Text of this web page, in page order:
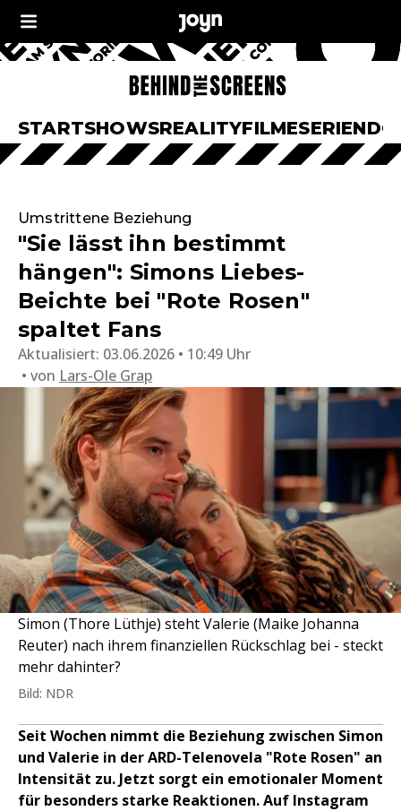
STARTSHOWSREALITYFILMESERIEN
Umstrittene Beziehung
"Sie lässt ihn bestimmt
hängen": Simons Liebes-
Beichte bei "Rote Rosen"
spaltet Fans
Aktualisiert: 03.06.2026 • 10:49 Uhr
von Lars-Ole Grap
Simon (Thore Lüthje) steht Valerie (Maike Johanna
Reuter) nach ihrem finanziellen Rückschlag bei - steckt
mehr dahinter?
Bild: NDR
Seit Wochen nimmt die Beziehung zwischen Simon
und Valerie in der ARD-Telenovela "Rote Rosen" an
Intensität zu. Jetzt sorgt ein emotionaler Moment
für besonders starke Reaktionen. Auf Instagram